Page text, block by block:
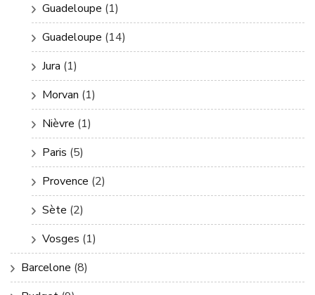
Guadeloupe (1)
Guadeloupe (14)
Jura (1)
Morvan (1)
Nièvre (1)
Paris (5)
Provence (2)
Sète (2)
Vosges (1)
Barcelone (8)